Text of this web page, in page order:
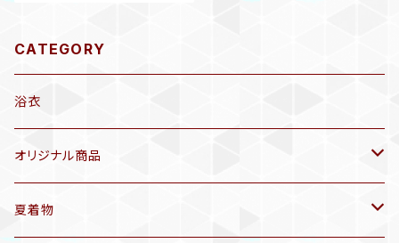
CATEGORY
浴衣
オリジナル商品
袷着物(10〜5月頃)
夏着物